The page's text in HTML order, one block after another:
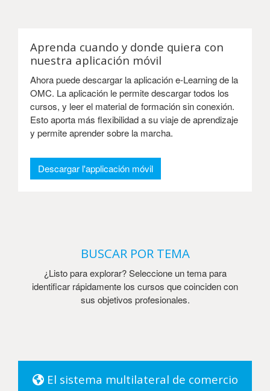
Aprenda cuando y donde quiera con
nuestra aplicación móvil
Ahora puede descargar la aplicación e-Learning de la
OMC. La aplicación le permite descargar todos los
cursos, y leer el material de formación sin conexión.
Esto aporta más flexibilidad a su viaje de aprendizaje
y permite aprender sobre la marcha.
Descargar l'applicación móvil
BUSCAR POR TEMA
¿Listo para explorar? Seleccione un tema para
identificar rápidamente los cursos que coinciden con
sus objetivos profesionales.
El sistema multilateral de comercio